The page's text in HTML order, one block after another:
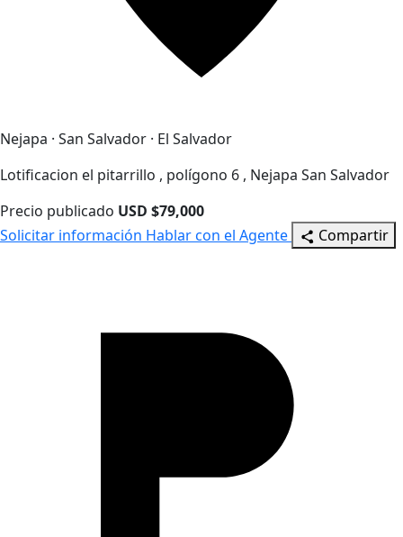
Nejapa · San Salvador · El Salvador
Lotificacion el pitarrillo , polígono 6 , Nejapa San Salvador
Precio publicado USD $79,000
Solicitar información Hablar con el Agente Compartir